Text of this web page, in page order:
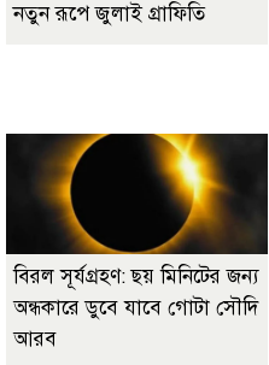
নতুন রূপে জুলাই গ্রাফিতি
বিরল সূর্যগ্রহণ: ছয় মিনিটের জন্য
অন্ধকারে ডুবে যাবে গোটা সৌদি
আরব